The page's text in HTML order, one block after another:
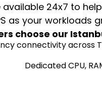
available 24x7 to
as your workloads
choose our
connectivity across
Dedicated CPU,